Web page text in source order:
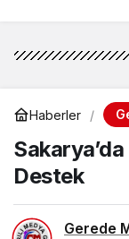
Haberler
Sakarya’da
Destek
Gerede